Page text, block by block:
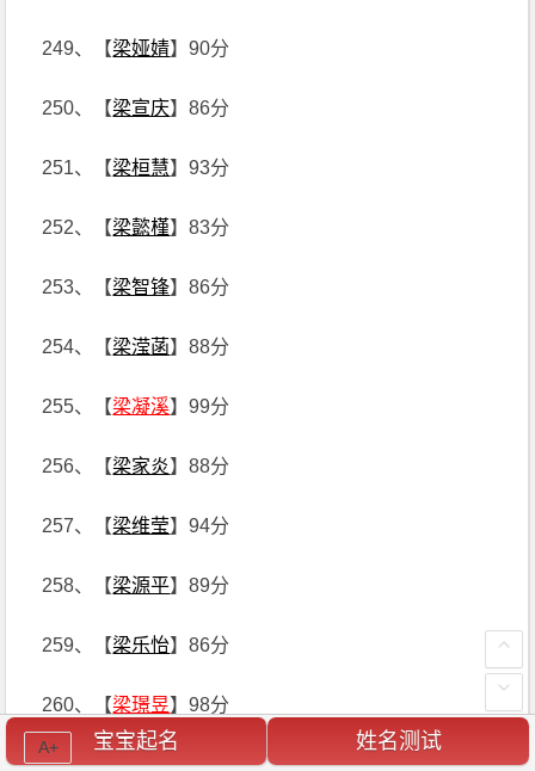
249、【梁娅婧】90分
250、【梁宣庆】86分
251、【梁桓慧】93分
252、【梁懿槿】83分
253、【梁智锋】86分
254、【梁滢菡】88分
255、【梁凝溪】99分
256、【梁家炎】88分
257、【梁维莹】94分
258、【梁源平】89分
259、【梁乐怡】86分
260、【梁璟昱】98分
261、【梁韦岐】96分
宝宝起名 姓名测试
A+